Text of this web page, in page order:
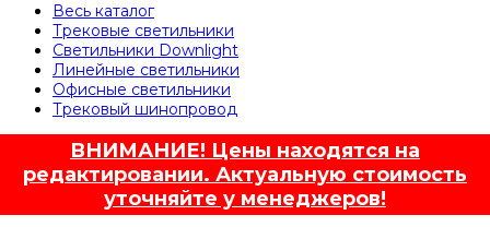
Весь каталог
Трековые светильники
Светильники Downlight
Линейные светильники
Офисные светильники
Трековый шинопровод
ВНИМАНИЕ! Цены находятся на
редактировании. Актуальную стоимость
уточняйте у менеджеров!